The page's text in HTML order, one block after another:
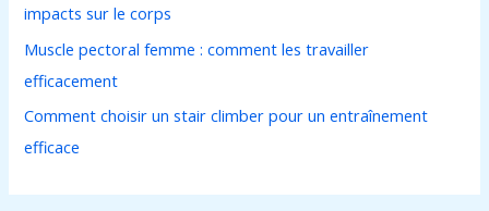
:impacts sur le corps
Muscle pectoral femme : comment les travailler
efficacement
Comment choisir un stair climber pour un entraînement
efficace